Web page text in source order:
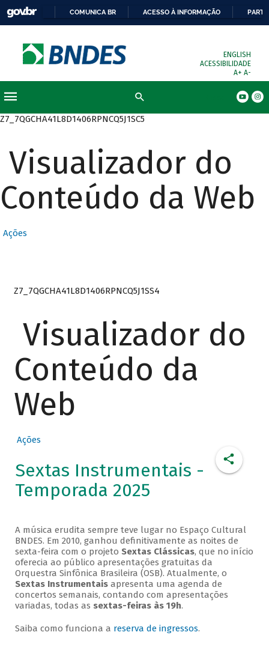
COMUNICA BR ACESSO À INFORMAÇÃO
ENGLISH
ACESSIBILIDADE
A+ A-
Z7_7QGCHA41L8D1406RPNCQ5J1SC5
Visualizador do
Conteúdo da Web
Ações
Z7_7QGCHA41L8D1406RPNCQ5J1SS4
Visualizador do
Conteúdo da
Web
Ações
Sextas Instrumentais -
Temporada 2025
A música erudita sempre teve lugar no Espaço Cultural
BNDES. Em 2010, ganhou definitivamente as noites de
sexta-feira com o projeto Sextas Clássicas, que no início
oferecia ao público apresentações gratuitas da
Orquestra Sinfônica Brasileira (OSB). Atualmente, o
Sextas Instrumentaisapresenta uma agenda de
concertos semanais, contando com apresentações
variadas, todas as sextas-feiras às 19h.
Saiba como funciona a reserva de ingressos.